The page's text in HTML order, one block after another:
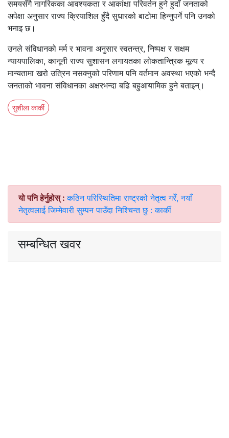
समयसँगै नागरिकका आवश्यकता र आकांक्षा परिवर्तन हुने हुदाँ जनताको
अपेक्षा अनुसार राज्य क्रियाशिल हुँदै सुधारको बाटोमा हिन्नुपर्ने पनि उनको
भनाइ छ।
उनले संविधानको मर्म र भावना अनुसार स्वतन्त्र, निष्पक्ष र सक्षम
न्यायपालिका, कानूनी राज्य सुशासन लगायतका लोकतान्त्रिक मूल्य र
मान्यतामा खरो उत्रिन नसक्नुको परिणाम पनि वर्तमान अवस्था भएको भन्दै
जनताको भावना संविधानका अक्षरभन्दा बढि बहुआयामिक हुने बताइन्।
सुशीला कार्की
यो पनि हेर्नुहोस् :कठिन परिस्थितिमा राष्ट्रको नेतृत्व गरेँ, नयाँ
नेतृत्वलाई जिम्मेवारी सुम्पन पाउँदा निश्चिन्त छु : कार्की
सम्बन्धित खवर